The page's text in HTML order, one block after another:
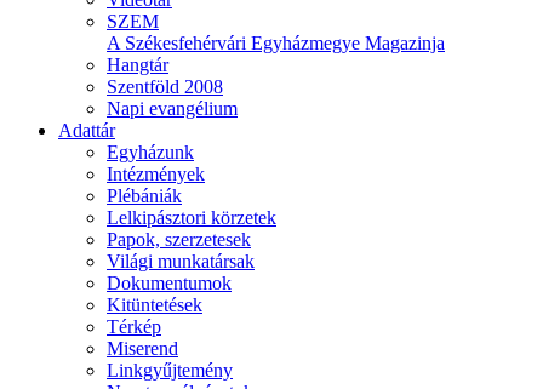
SZEM
A Székesfehérvári Egyházmegye Magazinja
Hangtár
Szentföld 2008
Napi evangélium
Adattár
Egyházunk
Intézmények
Plébániák
Lelkipásztori körzetek
Papok, szerzetesek
Világi munkatársak
Dokumentumok
Kitüntetések
Térkép
Miserend
Linkgyűjtemény